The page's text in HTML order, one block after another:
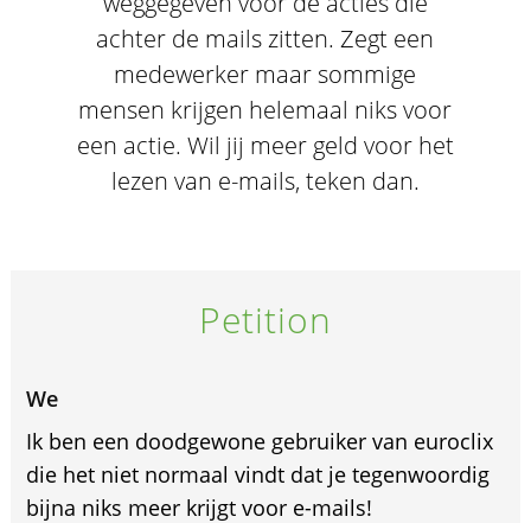
achter de mails zitten. Zegt een
medewerker maar sommige
mensen krijgen helemaal niks voor
een actie. Wil jij meer geld voor het
lezen van e-mails, teken dan.
Petition
We
Ik ben een doodgewone gebruiker van euroclix
die het niet normaal vindt dat je tegenwoordig
bijna niks meer krijgt voor e-mails!